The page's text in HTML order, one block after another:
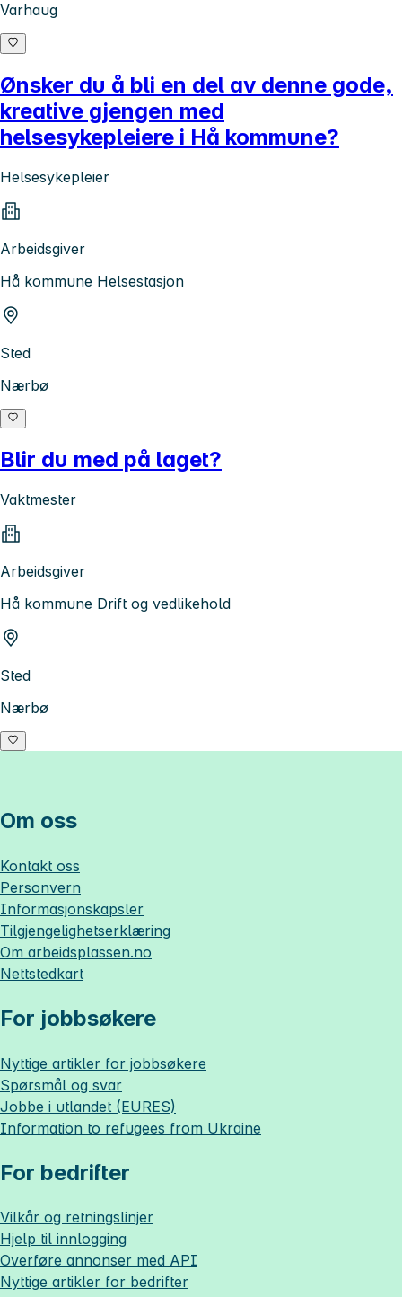
Varhaug
Ønsker du å bli en del av denne gode,
kreative gjengen med
helsesykepleiere i Hå kommune?
Helsesykepleier
Arbeidsgiver
Hå kommune Helsestasjon
Sted
Nærbø
Blir du med på laget?
Vaktmester
Arbeidsgiver
Hå kommune Drift og vedlikehold
Sted
Nærbø
Om oss
Kontakt oss
Personvern
Informasjonskapsler
Tilgjengelighetserklæring
Om arbeidsplassen.no
Nettstedkart
For jobbsøkere
Nyttige artikler for jobbsøkere
Spørsmål og svar
Jobbe i utlandet (EURES)
Information to refugees from Ukraine
For bedrifter
Vilkår og retningslinjer
Hjelp til innlogging
Overføre annonser med API
Nyttige artikler for bedrifter